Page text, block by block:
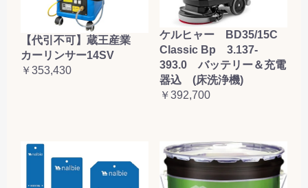
【代引不可】蔵王産業
カーリンサー14SV
￥353,430
ケルヒャー BD35/15C
Classic Bp 3.137-
393.0 バッテリー＆充電
器込 (床洗浄機)
￥392,700